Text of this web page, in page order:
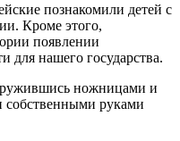
познакомили детей с
Кроме этого,
появлении
для нашего государства.
ножницами и
собственными руками